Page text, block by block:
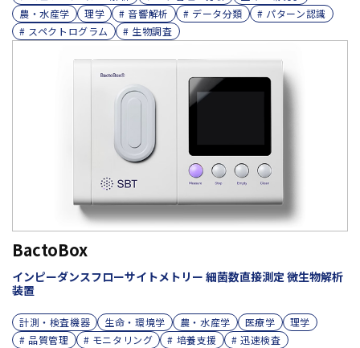
農・水産学
理学 # 音響解析 # データ分類
# パターン認識
# スペクトログラム
# 生物調査
BactoBox
インピーダンスフローサイトメトリー 細菌数直接測定 微生物解析
装置
計測・検査機器 生命・環境学 農・水産学 医療学
理学
# 品質管理
# モニタリング # 培養支援 # 迅速検査